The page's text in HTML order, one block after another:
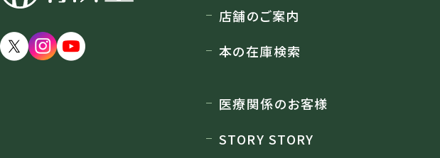
店舗一覧
店舗のご案内
本の在庫検索
医療関係のお客様
STORY STORY